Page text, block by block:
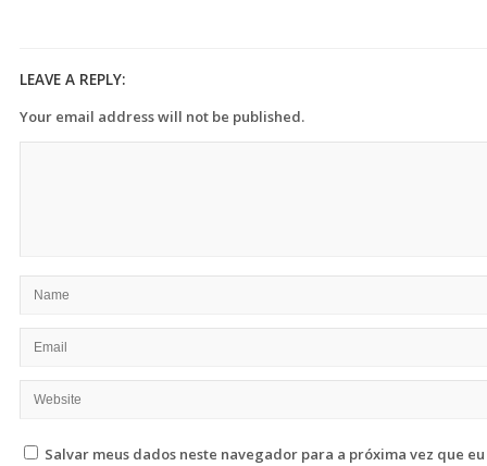
LEAVE A REPLY:
Your email address will not be published.
Salvar meus dados neste navegador para a próxima vez que